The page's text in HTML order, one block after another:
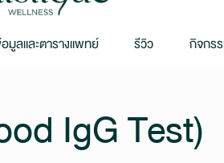
มูลและตารางแพทย์ รีวิว กิจกร
IgG Test)